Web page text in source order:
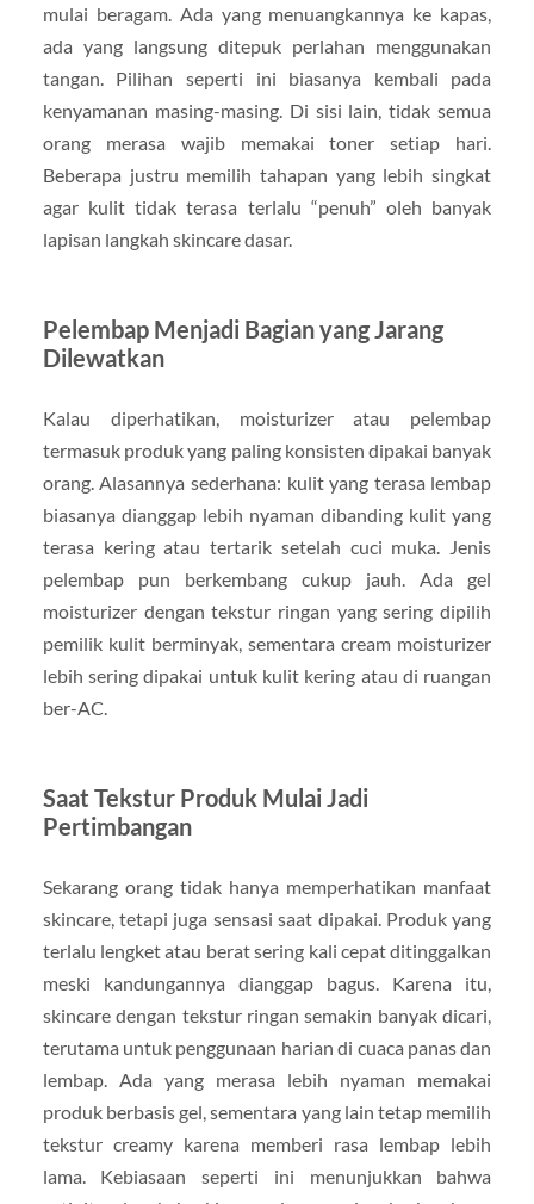
mulai beragam. Ada yang menuangkannya ke kapas,
ada yang langsung ditepuk perlahan menggunakan
tangan. Pilihan seperti ini biasanya kembali pada
kenyamanan masing-masing. Di sisi lain, tidak semua
orang merasa wajib memakai toner setiap hari.
Beberapa justru memilih tahapan yang lebih singkat
agar kulit tidak terasa terlalu “penuh” oleh banyak
lapisan langkah skincare dasar.
Pelembap Menjadi Bagian yang Jarang
Dilewatkan
Kalau diperhatikan, moisturizer atau pelembap
termasuk produk yang paling konsisten dipakai banyak
orang. Alasannya sederhana: kulit yang terasa lembap
biasanya dianggap lebih nyaman dibanding kulit yang
terasa kering atau tertarik setelah cuci muka. Jenis
pelembap pun berkembang cukup jauh. Ada gel
moisturizer dengan tekstur ringan yang sering dipilih
pemilik kulit berminyak, sementara cream moisturizer
lebih sering dipakai untuk kulit kering atau di ruangan
ber-AC.
Saat Tekstur Produk Mulai Jadi
Pertimbangan
Sekarang orang tidak hanya memperhatikan manfaat
skincare, tetapi juga sensasi saat dipakai. Produk yang
terlalu lengket atau berat sering kali cepat ditinggalkan
meski kandungannya dianggap bagus. Karena itu,
skincare dengan tekstur ringan semakin banyak dicari,
terutama untuk penggunaan harian di cuaca panas dan
lembap. Ada yang merasa lebih nyaman memakai
produk berbasis gel, sementara yang lain tetap memilih
tekstur creamy karena memberi rasa lembap lebih
lama. Kebiasaan seperti ini menunjukkan bahwa